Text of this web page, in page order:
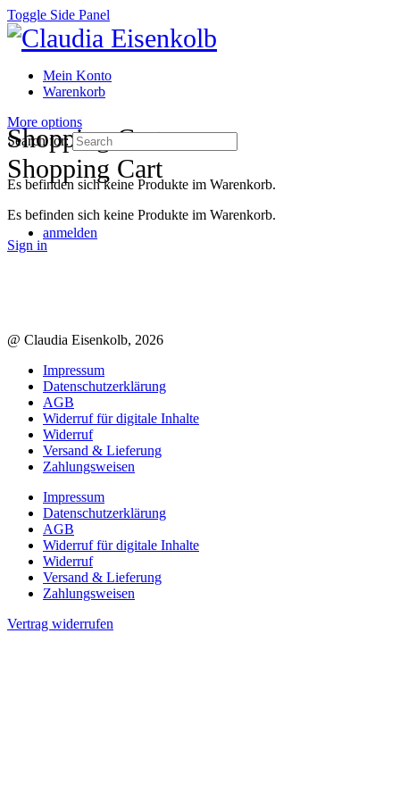
Toggle Side Panel
Mein Konto
Warenkorb
More options
Shopping Cart
Es befinden sich keine Produkte im Warenkorb.
Sign in
Shopping Cart
Es befinden sich keine Produkte im Warenkorb.
Search for:
anmelden
@ Claudia Eisenkolb, 2026
Impressum
Datenschutzerklärung
AGB
Widerruf für digitale Inhalte
Widerruf
Versand & Lieferung
Zahlungsweisen
Impressum
Datenschutzerklärung
AGB
Widerruf für digitale Inhalte
Widerruf
Versand & Lieferung
Zahlungsweisen
Vertrag widerrufen